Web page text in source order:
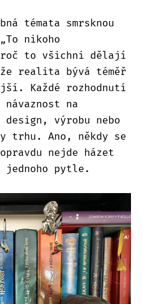
témata smrsknou
nikoho
to všichni dělají
realita bývá téměř
Každé rozhodnutí
návaznost na
výrobu nebo
trhu. Ano, někdy se
nejde házet
pytle.